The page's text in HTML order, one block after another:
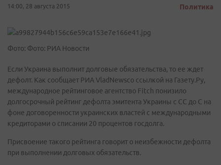
14:00, 28 августа 2015 Политика
Фото: Фото: РИА Новости
Если Украина выполнит долговые обязательства, то ее ждет
дефолт. Как сообщает РИА VladNewsсо ссылкой на Газету.Ру,
международное рейтинговое агентство Fitch понизило
долгосрочный рейтинг дефолта эмитента Украины с СС до С на
фоне договоренности украинских властей с международными
кредиторами о списании 20 процентов госдолга.
Присвоение такого рейтинга говорит о неизбежности дефолта
при выполнении долговых обязательств.